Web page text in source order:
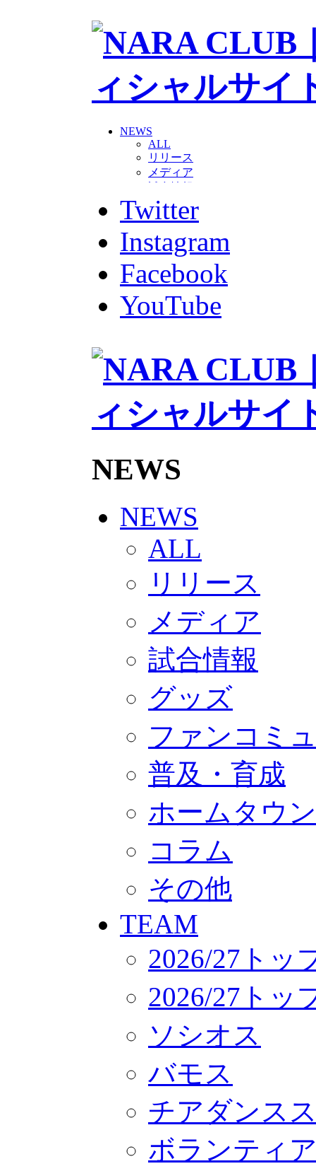
NEWS
ALL
リリース
メディア
グッズ
ファンコミュニティ
ホームタウン
コラム
その他
TEAM
2026/27トップチーム
2026/27トップチームスタッフ
チアダンススクール
ボランティアチーム「volundeer」
HOMEGAME
観戦ルール＆マナー
写真・動画使用ガイドライン
ロートフィールド奈良
2026/27
練習見学時のファンサービスに
奈良クラブ明治安田J3リーグ
奈良クラブ明治安田Ｊ3リーグ
観戦ルール＆マナー
FANCOMMUNITY
サポートショップ
GOODS
オフィシャルストア（実店舗）
オンラインストア
ACADEMY
アカデミーについて
プロジェクト
ジュニア
ジュニアユース
ユース
練習拠点（ナラディーア）
CLUB
2026/27 パートナー企業
クラブ理念
クラブ情報
サステナビリティ
Web制作支援
Twitter
Instagram
Facebook
YouTube
NEWS
NEWS
ALL
リリース
メディア
試合情報
グッズ
ファンコミ
普及・育成
ホームタウン
コラム
その他
TEAM
2026/27トッ
2026/27トッ
ソシオス
バモス
チアダンス
ボランティ